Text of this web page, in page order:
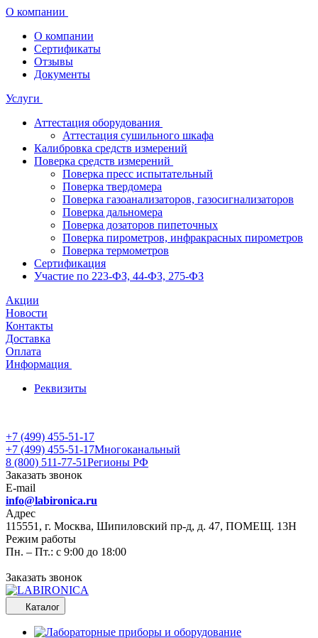
О компании
О компании
Сертификаты
Отзывы
Документы
Услуги
Аттестация оборудования
Аттестация сушильного шкафа
Калибровка средств измерений
Поверка средств измерений
Поверка пресс испытательный
Поверка твердомера
Поверка газоанализаторов, газосигнализаторов
Поверка дальномера
Поверка дозаторов пипеточных
Поверка пирометров, инфракрасных пирометров
Поверка термометров
Сертификация
Участие по 223-ФЗ, 44-ФЗ, 275-ФЗ
Акции
Новости
Контакты
Доставка
Оплата
Информация
Реквизиты
+7 (499) 455-51-17
+7 (499) 455-51-17Многоканальный
8 (800) 511-77-51Регионы РФ
Заказать звонок
E-mail
info@labironica.ru
Адрес
115551, г. Москва, Шипиловский пр-д, д. 47, ПОМЕЩ. 13Н
Режим работы
Пн. – Пт.: с 9:00 до 18:00
Заказать звонок
Каталог